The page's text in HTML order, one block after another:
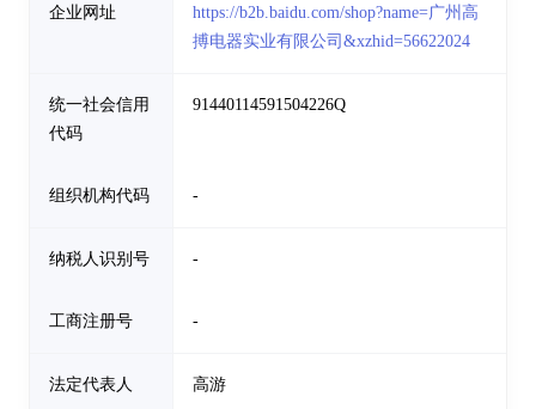
企业网址
https://b2b.baidu.com/shop?name=广州高
搏电器实业有限公司&xzhid=56622024
统一社会信用
代码
91440114591504226Q
组织机构代码 -
纳税人识别号 -
工商注册号 -
法定代表人 高游